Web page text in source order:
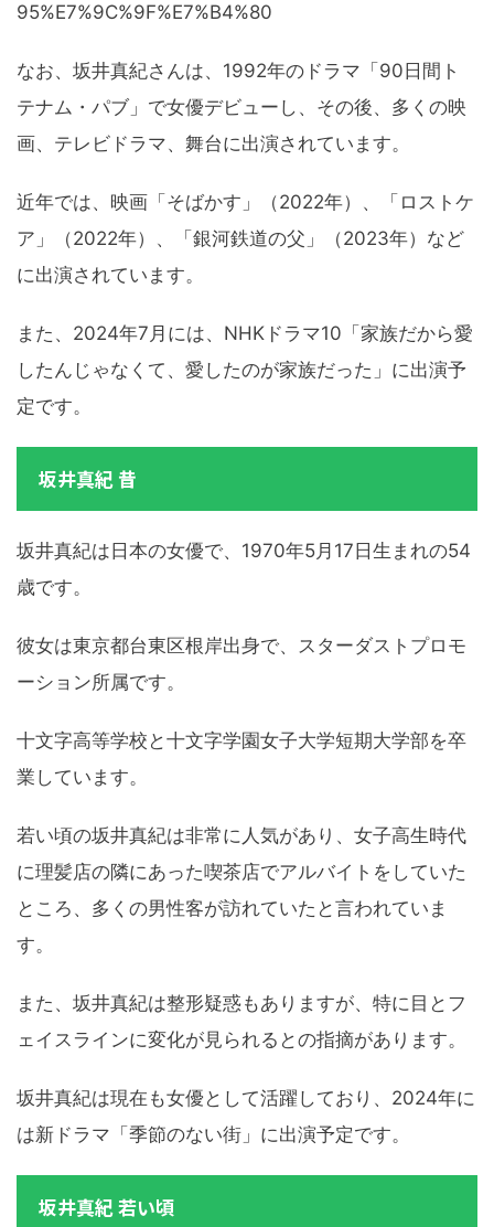
95%E7%9C%9F%E7%B4%80
なお、坂井真紀さんは、1992年のドラマ「90日間ト
テナム・パブ」で女優デビューし、その後、多くの映
画、テレビドラマ、舞台に出演されています。
近年では、映画「そばかす」（2022年）、「ロストケ
ア」（2022年）、「銀河鉄道の父」（2023年）など
に出演されています。
また、2024年7月には、NHKドラマ10「家族だから愛
したんじゃなくて、愛したのが家族だった」に出演予
定です。
坂井真紀 昔
坂井真紀は日本の女優で、1970年5月17日生まれの54
歳です。
彼女は東京都台東区根岸出身で、スターダストプロモ
ーション所属です。
十文字高等学校と十文字学園女子大学短期大学部を卒
業しています。
若い頃の坂井真紀は非常に人気があり、女子高生時代
に理髪店の隣にあった喫茶店でアルバイトをしていた
ところ、多くの男性客が訪れていたと言われていま
す。
また、坂井真紀は整形疑惑もありますが、特に目とフ
ェイスラインに変化が見られるとの指摘があります。
坂井真紀は現在も女優として活躍しており、2024年に
は新ドラマ「季節のない街」に出演予定です。
坂井真紀 若い頃